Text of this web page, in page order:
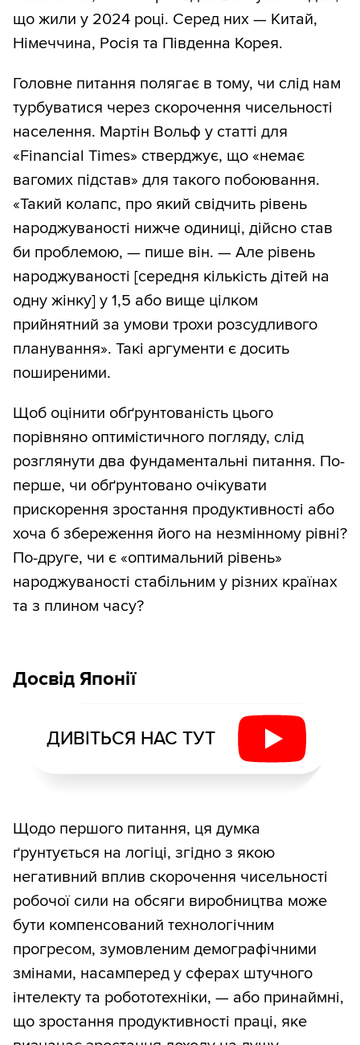
що жили у 2024 році. Серед них — Китай,
Німеччина, Росія та Південна Корея.
Головне питання полягає в тому, чи слід нам
турбуватися через скорочення чисельності
населення. Мартін Вольф у статті для
«Financial Times» стверджує, що «немає
вагомих підстав» для такого побоювання.
«Такий колапс, про який свідчить рівень
народжуваності нижче одиниці, дійсно став
би проблемою, — пише він. — Але рівень
народжуваності [середня кількість дітей на
одну жінку] у 1,5 або вище цілком
прийнятний за умови трохи розсудливого
планування». Такі аргументи є досить
поширеними.
Щоб оцінити обґрунтованість цього
порівняно оптимістичного погляду, слід
розглянути два фундаментальні питання. По-
перше, чи обґрунтовано очікувати
прискорення зростання продуктивності або
хоча б збереження його на незмінному рівні?
По-друге, чи є «оптимальний рівень»
народжуваності стабільним у різних країнах
та з плином часу?
Досвід Японії
ДИВІТЬСЯ НАС ТУТ
Щодо першого питання, ця думка
ґрунтується на логіці, згідно з якою
негативний вплив скорочення чисельності
робочої сили на обсяги виробництва може
бути компенсований технологічним
прогресом, зумовленим демографічними
змінами, насамперед у сферах штучного
інтелекту та робототехніки, — або принаймні,
що зростання продуктивності праці, яке